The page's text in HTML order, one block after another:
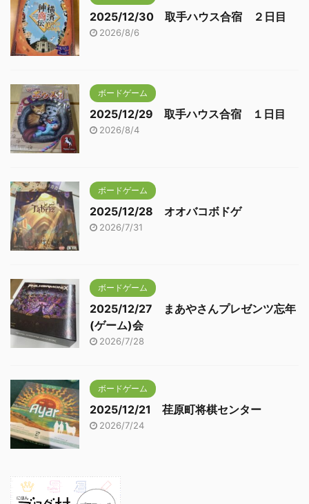
2025/12/30 取手ハウス合宿 ２日目
2026/8/6
ボードゲーム
2025/12/29 取手ハウス合宿 １日目
2026/8/4
ボードゲーム
2025/12/28 オオバコボドゲ
2026/7/31
ボードゲーム
2025/12/27 まあやさんプレゼンツ忘年
(ゲーム)会
2026/7/28
ボードゲーム
2025/12/21 荏原町将棋センター
2026/7/24